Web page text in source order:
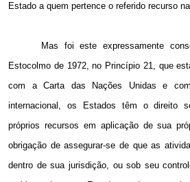
Estado a quem pertence o referido recurso
Mas foi este expressamente
Estocolmo de 1972, no Princípio 21, que
com a Carta das Nações Unidas e
internacional, os Estados têm o direito
próprios recursos em aplicação de sua
obrigação de assegurar-se de que as
dentro de sua jurisdição, ou sob seu